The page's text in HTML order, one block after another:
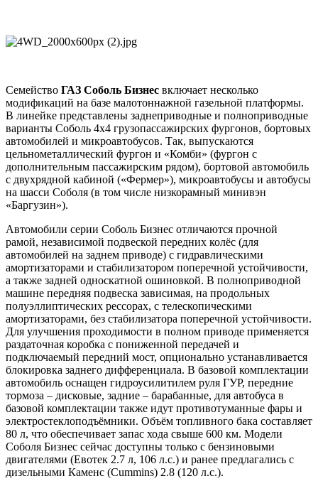
Семейство ГАЗ Соболь Бизнес включает несколько
модификаций на базе малотоннажной газельной платформы.
В линейке представлены заднеприводные и полноприводные
варианты Соболь 4х4 грузопассажирских фургонов, бортовых
автомобилей и микроавтобусов. Так, выпускаются
цельнометаллический фургон и «Комби» (фургон с
дополнительным пассажирским рядом), бортовой автомобиль
с двухрядной кабиной («Фермер»), микроавтобусы и автобусы
на шасси Соболя (в том числе низкорамный минивэн
«Баргузин»).
Автомобили серии Соболь Бизнес отличаются прочной
рамой, независимой подвеской передних колёс (для
автомобилей на заднем приводе) с гидравлическими
амортизаторами и стабилизатором поперечной устойчивости,
а также задней односкатной ошиновкой. В полноприводной
машине передняя подвеска зависимая, на продольных
полуэллиптических рессорах, с телескопическими
амортизаторами, без стабилизатора поперечной устойчивости.
Для улучшения проходимости в полном приводе применяется
раздаточная коробка с пониженной передачей и
подключаемый передний мост, опционально устанавливается
блокировка заднего дифференциала. В базовой комплектации
автомобиль оснащен гидроусилитилем руля ГУР, передние
тормоза – дисковые, задние – барабанные, для автобуса в
базовой комплектации также идут противотуманные фары и
электростеклоподъёмники. Объём топливного бака составляет
80 л, что обеспечивает запас хода свыше 600 км. Модели
Соболя Бизнес сейчас доступны только с бензиновыми
двигателями (Евотек 2.7 л, 106 л.с.) и ранее предлагались с
дизельными Каменс (Cummins) 2.8 (120 л.с.).